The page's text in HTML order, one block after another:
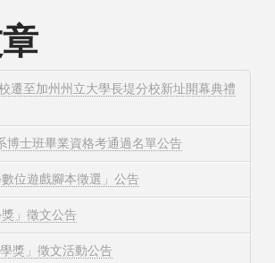
遷至加州州立大學長堤分校新址開幕典禮
博士班畢業資格考通過名單公告
數位遊戲腳本徵選」公告
」徵文公告
獎」徵文活動公告